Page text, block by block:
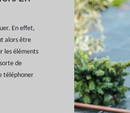
En effet,
alors être
les éléments
de
téléphoner